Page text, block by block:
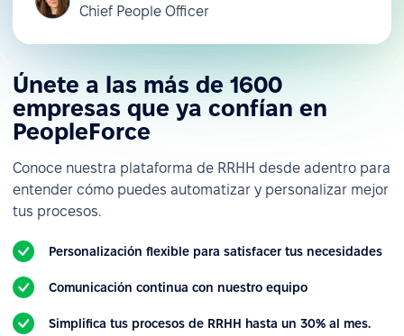
Chief People Officer
Únete a las más de 1600
empresas que ya confían en
PeopleForce
Conoce nuestra plataforma de RRHH desde adentro para
entender cómo puedes automatizar y personalizar mejor
tus procesos.
Personalización flexible para satisfacer tus necesidades
Comunicación continua con nuestro equipo
Simplifica tus procesos de RRHH hasta un 30% al mes.